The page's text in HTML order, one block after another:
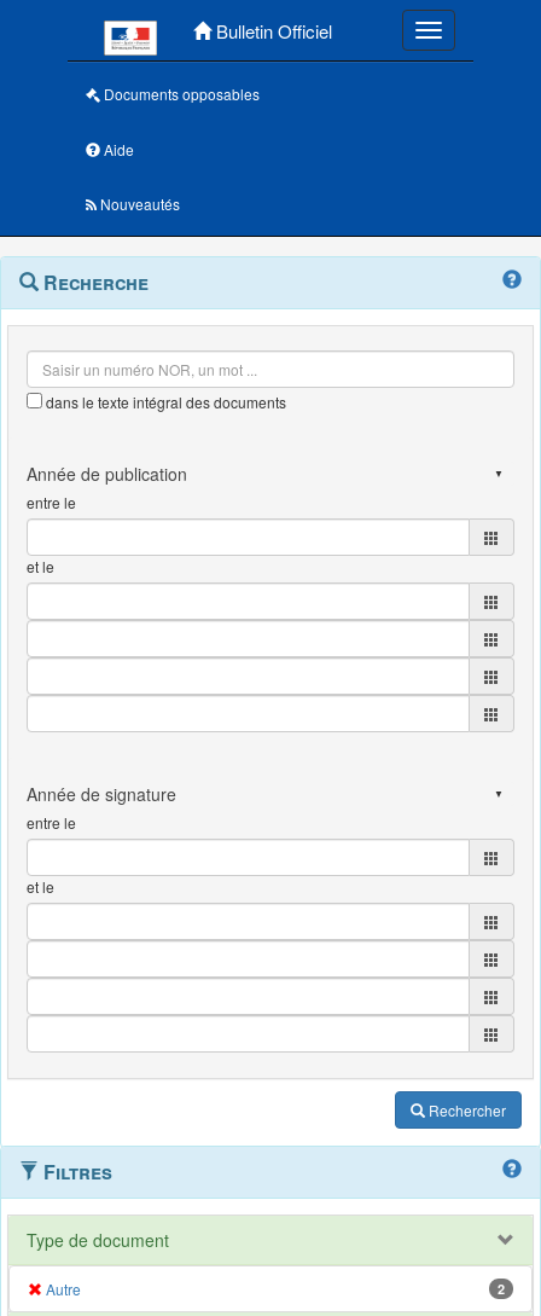
Bulletin Officiel Toggle
Documents opposables
Aide
Nouveautés
Navigation
outils
Menu
contextuel
Recherche
dans le texte intégral des documents
entre le
et le
entre le
et le
Rechercher
Filtres
Type de document
Autre 2